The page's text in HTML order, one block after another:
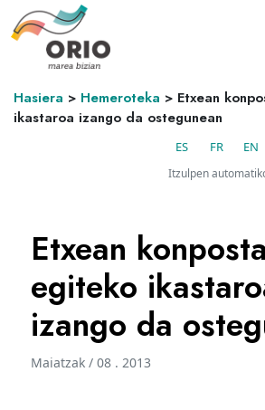
Hasiera > Hemeroteka > Etxean
ikastaroa izango da ostegunean
ES FR EN
Itzulpen
Etxean konposta
egiteko
izango da
Maiatzak / 08 . 2013